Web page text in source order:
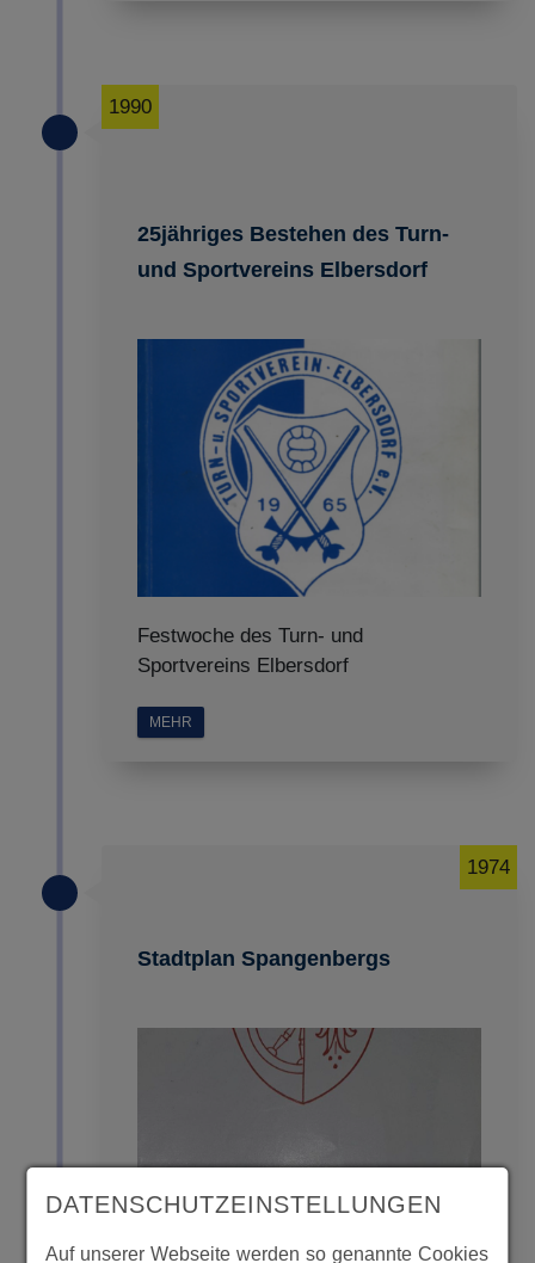
25jähriges Bestehen des Turn-
und Sportvereins Elbersdorf
1990
Festwoche des Turn- und
Sportvereins Elbersdorf
MEHR
Stadtplan Spangenbergs
1974
DATENSCHUTZEINSTELLUNGEN
Auf unserer Webseite werden so genannte Cookies